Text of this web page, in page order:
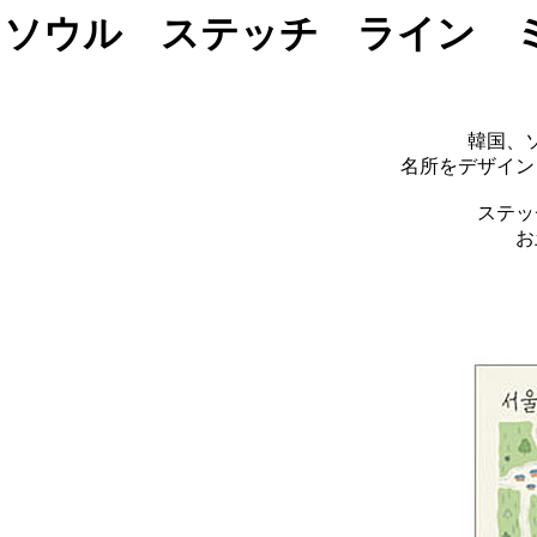
ソウル ステッチ ライン ミ
韓国、
名所をデザイ
ステ